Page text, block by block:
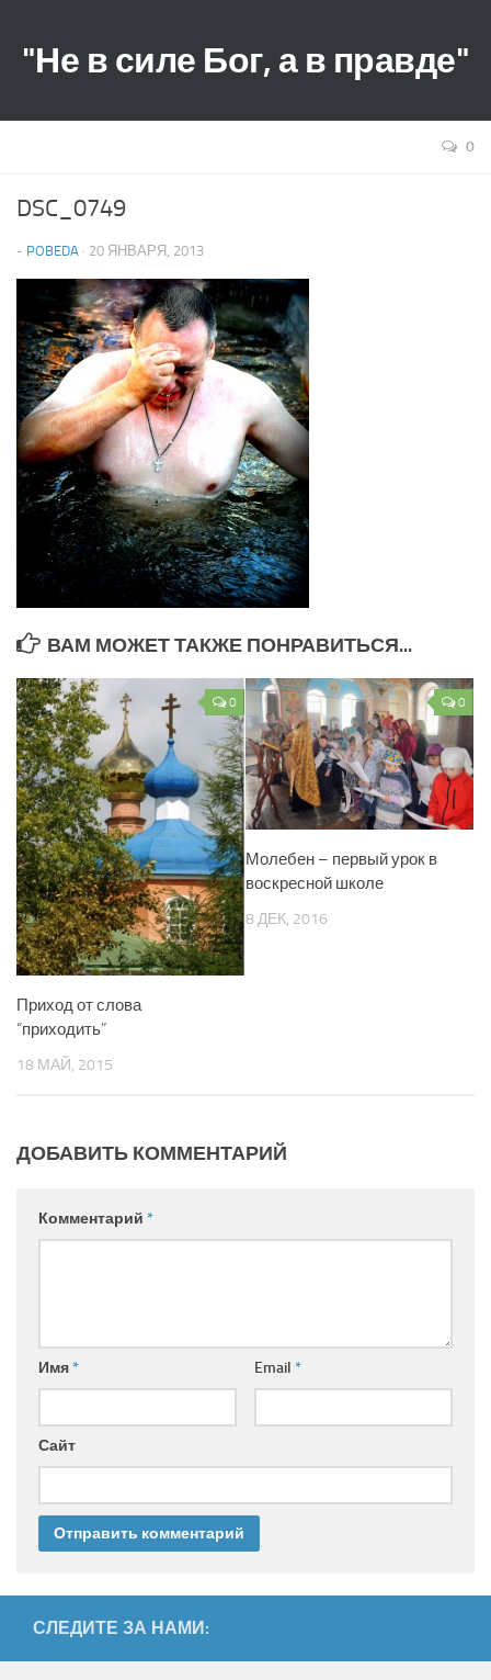
"Не в силе Бог, а в правде"
0
DSC_0749
- POBEDA · 20 ЯНВАРЯ, 2013
ВАМ МОЖЕТ ТАКЖЕ ПОНРАВИТЬСЯ...
0
Приход от слова
“приходить”
18 МАЙ, 2015
0
Молебен – первый урок в
воскресной школе
8 ДЕК, 2016
ДОБАВИТЬ КОММЕНТАРИЙ
Комментарий *
Имя* Email *
Сайт
СЛЕДИТЕ ЗА НАМИ: